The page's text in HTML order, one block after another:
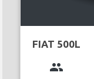
FIAT 500L
group